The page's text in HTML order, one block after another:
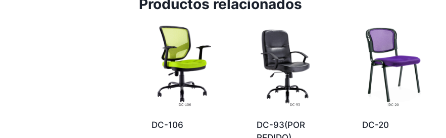
Productos relacionados
DC-106
DC-93(POR
DC-20